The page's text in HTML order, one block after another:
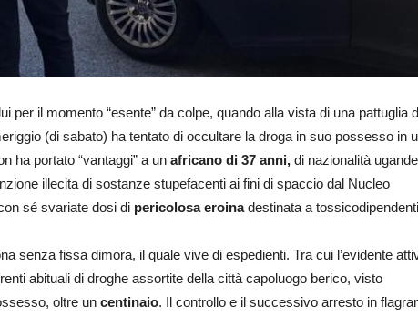
per il momento “esente” da colpe, quando alla vista di una pattuglia
(di sabato) ha tentato di occultare la droga in suo possesso in
ha portato “vantaggi” a un africano di 37 anni, di nazionalità
illecita di sostanze stupefacenti ai fini di spaccio dal Nucleo
sé svariate dosi di pericolosa eroinadestinata a
senza fissa dimora, il quale vive di espedienti. Tra cui l’evidente
abituali di droghe assortite della città capoluogo berico, visto
oltre un centinaio. Il controllo e il successivo arresto in